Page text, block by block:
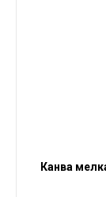
Канва